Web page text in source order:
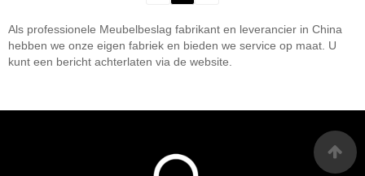
Als professionele Meubelbeslag fabrikant en leverancier in China
hebben we onze eigen fabriek en bieden we service op maat. U
kunt een bericht achterlaten via de website.